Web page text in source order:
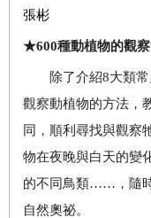
張彬
★600種動植物的觀
除了介紹8大類
觀察動植物的方法，
同，順利尋找與觀察
物在夜晚與白天的變
的不同鳥類……，隨
自然奧祕。